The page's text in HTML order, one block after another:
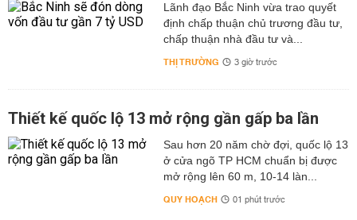
Lãnh đạo Bắc Ninh vừa trao quyết
định chấp thuận chủ trương đầu tư,
chấp thuận nhà đầu tư và...
THỊ TRƯỜNG 3 giờ trước
Thiết kế quốc lộ 13 mở rộng gần gấp ba lần
Sau hơn 20 năm chờ đợi, quốc lộ 13
ở cửa ngõ TP HCM chuẩn bị được
mở rộng lên 60 m, 10-14 làn...
QUY HOẠCH 01 phút trước